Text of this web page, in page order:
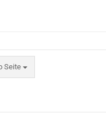
Seite